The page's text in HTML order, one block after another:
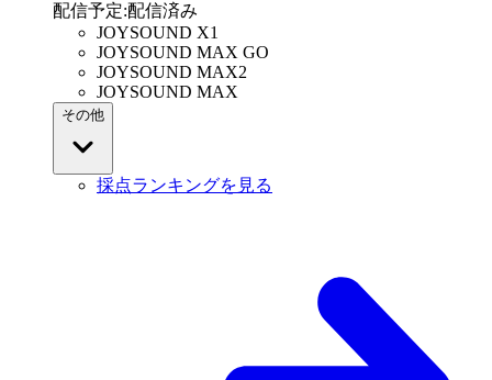
配信予定:配信済み
JOYSOUND X1
JOYSOUND MAX GO
JOYSOUND MAX2
JOYSOUND MAX
その他
採点ランキングを見る